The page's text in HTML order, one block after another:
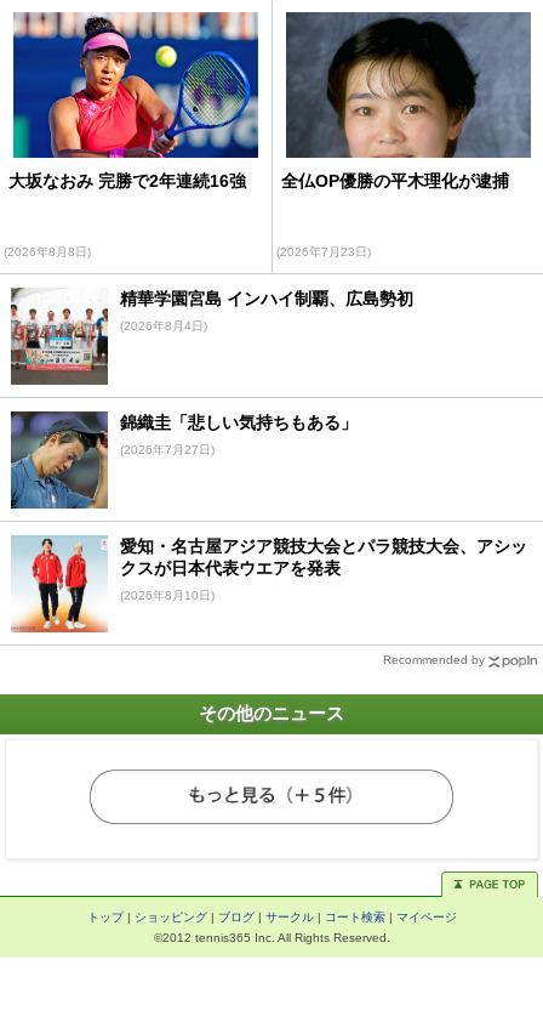
大坂なおみ 完勝で2年連続16強
(2026年8月8日)
全仏OP優勝の平木理化が逮捕
(2026年7月23日)
精華学園宮島 インハイ制覇、広島勢初
(2026年8月4日)
錦織圭「悲しい気持ちもある」
(2026年7月27日)
愛知・名古屋アジア競技大会とパラ競技大会、アシッ
クスが日本代表ウエアを発表
(2026年8月10日)
Recommended by
その他のニュース
トップ| ショッピング| ブログ| サークル| コート検索| マイページ
©2012 tennis365 Inc. All Rights Reserved.